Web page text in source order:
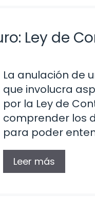
Ley de
La anulación de
que involucra
por la Ley de
comprender los
para poder
Leer más